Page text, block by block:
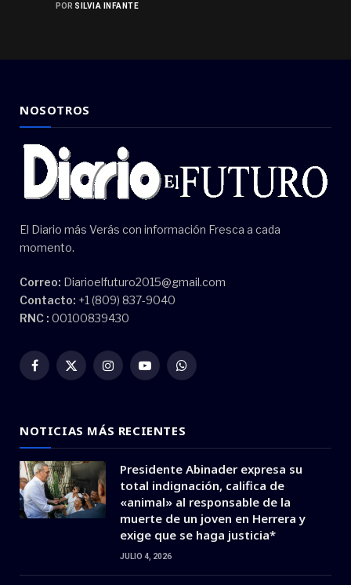
POR SILVIA INFANTE
NOSOTROS
El Diario más Verás con información Fresca a cada
momento.
Correo: Diarioelfuturo2015@gmail.com
Contacto: +1 (809) 837-9040
RNC : 00100839430
Facebook
X
InstagramYouTubeWhatsApp
NOTICIAS MÁS RECIENTES
Presidente Abinader expresa su
total indignación, califica de
«animal» al responsable de la
muerte de un joven en Herrera y
exige que se haga justicia*
JULIO 4, 2026